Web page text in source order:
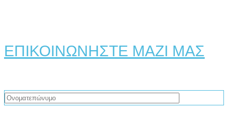
ΕΠΙΚΟΙΝΩΝΗΣΤΕ ΜΑΖΙ ΜΑΣ